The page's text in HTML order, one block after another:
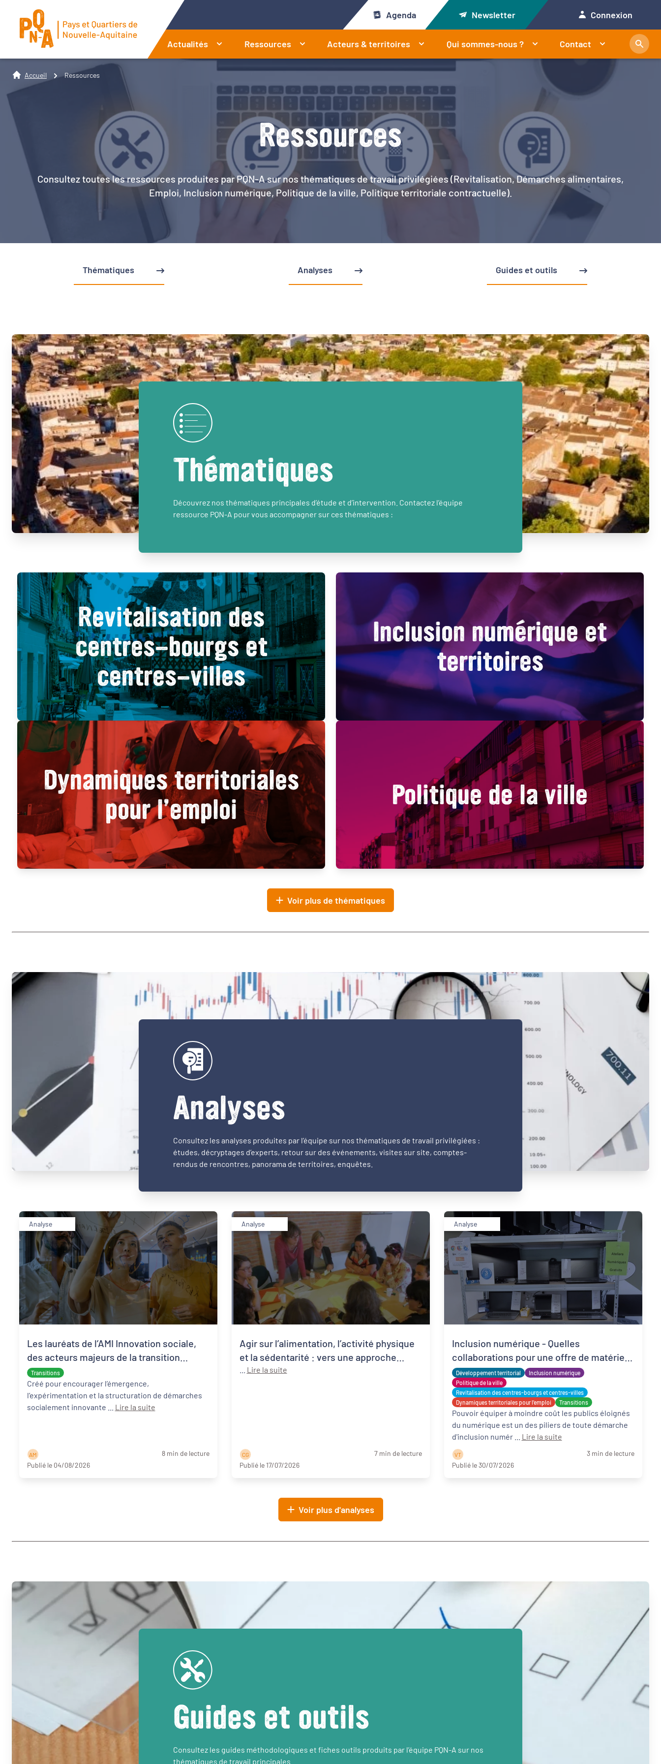
Agenda Newsletter Connexion
Actualités Ressources Acteurs & territoires Qui sommes-nous ? Contact
Accueil Ressources
Ressources
Consultez toutes les ressources produites par PQN-A sur nos thématiques de travail privilégiées (Revitalisation, Démarches alimentaires,
Emploi, Inclusion numérique, Politique de la ville, Politique territoriale contractuelle).
Thématiques Analyses Guides et outils
Thématiques
Découvrez nos thématiques principales d’étude et d’intervention. Contactez l’équipe
ressource PQN-A pour vous accompagner sur ces thématiques :
Revitalisation des
centres-bourgs et
centres-villes
Inclusion numérique et
territoires
Dynamiques territoriales
pour l’emploi
Politique de la ville
Voir plus de thématiques
Analyses
Consultez les analyses produites par l’équipe sur nos thématiques de travail privilégiées :
études, décryptages d’experts, retour sur des événements, visites sur site, comptes-
rendus de rencontres, panorama de territoires, enquêtes.
Analyse
Transitions
Les lauréats de l’AMI Innovation sociale,
des acteurs majeurs de la transition
écologique et sociale
Créé pour encourager l’émergence,
l’expérimentation et la structuration de démarches
Lire la suite
A M
8 min de lecture
Publié le 04/08/2026
Analyse
Agir sur l’alimentation, l’activité physique
et la sédentarité : vers une approche
systémique de la santé publique
Lire la suite
C G
7 min de lecture
Publié le 17/07/2026
Analyse
Développement territorial
Inclusion numérique
Politique de la ville
Revitalisation des centres-bourgs et centres-villes
Dynamiques territoriales pour l’emploi
Transitions
Inclusion numérique - Quelles
collaborations pour une offre de matériels
reconditionnés locale, solidaire et adaptée
?
Pouvoir équiper à moindre coût les publics éloignés
du numérique est un des piliers de toute démarche
Lire la suite
V T
3 min de lecture
Publié le 30/07/2026
Voir plus d'analyses
Guides et outils
Consultez les guides méthodologiques et fiches outils produits par l’équipe PQN-A sur nos
thématiques de travail principales.